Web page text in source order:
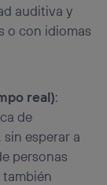
auditiva y
o con idiomas
real):
de
esperar a
personas
también